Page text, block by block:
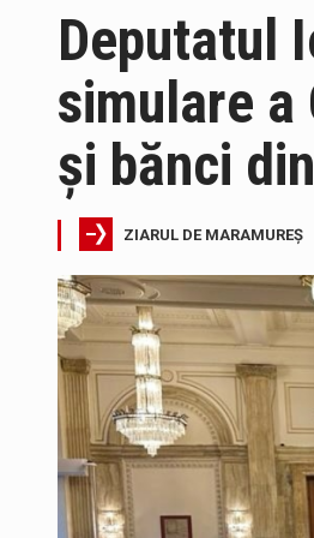
Tot
În
Deputatul
simulare
și bănci
ZIARUL DE MARAMUREȘ